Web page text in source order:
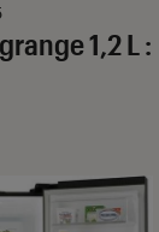
1,2 L :